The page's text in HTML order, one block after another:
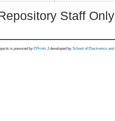
Staff
is powored byEPrints 3 developed by School of Electronics